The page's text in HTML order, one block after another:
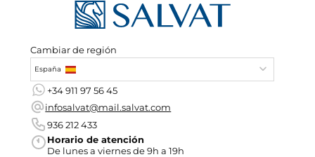
Cambiar de región
España
+34 911 97 56 45
infosalvat@mail.salvat.com
936 212 433
Horario de atención
De lunes a viernes de 9h a 19h